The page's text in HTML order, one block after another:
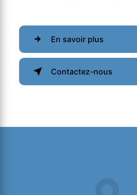
En savoir plus
Contactez-nous